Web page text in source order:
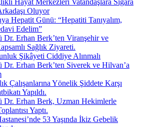
Oluyor
Hepatit Günü: “Hepatiti Tanıyalım,
Edelim”
Dr. Erhan Berk’ten Viranşehir ve
Sağlık Ziyareti.
Şikâyeti Ciddiye Alınmalı
Dr. Erhan Berk’ten Siverek ve Hilvan’a
Çalışanlarına Yönelik Şiddete Karşı
Yapıldı.
Dr. Erhan Berk, Uzman Hekimlerle
Yaptı.
53 Yaşında İkiz Gebelik